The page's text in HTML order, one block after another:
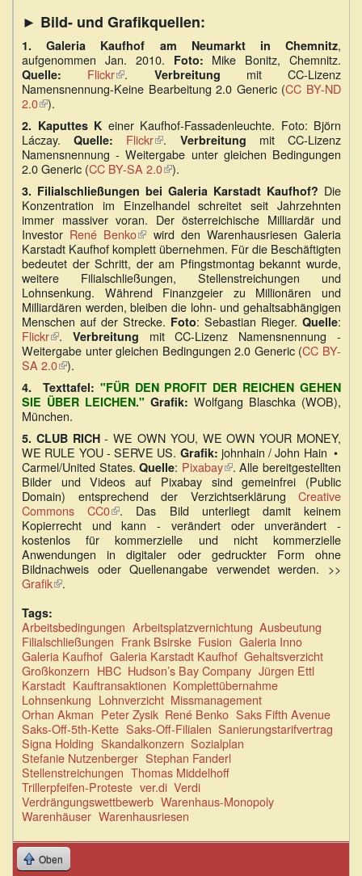
► Bild- und Grafikquellen:
1. Galeria Kaufhof am Neumarkt in Chemnitz,
aufgenommen Jan. 2010. Foto: Mike Bonitz, Chemnitz.
Quelle: Flickr(Link
ist
. Verbreitung mit CC-Lizenz
Namensnennung-Keine Bearbeitung 2.0 Generic (CC BY-ND
2.0(Link
ist
extern)
).
2. Kaputtes K einer Kaufhof-Fassadenleuchte. Foto: Björn
Láczay.Quelle: Flickr(Link
ist
extern)
. Verbreitung mit CC-Lizenz
Namensnennung - Weitergabe unter gleichen Bedingungen
2.0 Generic (CC BY-SA 2.0(Link
ist
extern)
).
3. Filialschließungen bei Galeria Karstadt Kaufhof? Die
Konzentration im Einzelhandel schreitet seit Jahrzehnten
immer massiver voran. Der österreichische Milliardär und
Investor René Benko(Link
ist
extern)
wird den Warenhausriesen Galeria
Karstadt Kaufhof komplett übernehmen. Für die Beschäftigten
bedeutet der Schritt, der am Pfingstmontag bekannt wurde,
weitere Filialschließungen, Stellenstreichungen und
Lohnsenkung. Während Finanzgeier zu Millionären und
Milliardären werden, bleiben die lohn- und gehaltsabhängigen
Menschen auf der Strecke. Foto: Sebastian Rieger. Quelle:
Flickr(Link
ist
extern)
. Verbreitung mit CC-Lizenz Namensnennung -
Weitergabe unter gleichen Bedingungen 2.0 Generic (CC BY-
SA 2.0(Link
ist
extern)
).
4. Texttafel: "FÜR DEN PROFIT DER REICHEN GEHEN
SIE ÜBER LEICHEN." Grafik: Wolfgang Blaschka (WOB),
München.
5. CLUB RICH- WE OWN YOU, WE OWN YOUR MONEY,
WE RULE YOU - SERVE US. Grafik: johnhain / John Hain •
Carmel/United States.Quelle: Pixabay(Link
ist
extern)
. Alle bereitgestellten
Bilder und Videos auf Pixabay sind gemeinfrei (Public
Domain) entsprechend der Verzichtserklärung Creative
Commons CC0(Link
ist
extern)
. Das Bild unterliegt damit keinem
Kopierrecht und kann - verändert oder unverändert -
kostenlos für kommerzielle und nicht kommerzielle
Anwendungen in digitaler oder gedruckter Form ohne
Bildnachweis oder Quellenangabe verwendet werden. >>
Grafik(Link
.
Tags:
Arbeitsbedingungen Arbeitsplatzvernichtung Ausbeutung
Filialschließungen Frank Bsirske Fusion Galeria Inno
Galeria Kaufhof Galeria Karstadt Kaufhof Gehaltsverzicht
Großkonzern HBC Hudson’s Bay Company Jürgen Ettl
Karstadt Kauftransaktionen Komplettübernahme
Lohnsenkung Lohnverzicht Missmanagement
Orhan Akman Peter Zysik René Benko Saks Fifth Avenue
Saks-Off-5th-Kette Saks-Off-Filialen Sanierungstarifvertrag
Signa Holding Skandalkonzern Sozialplan
Stefanie Nutzenberger Stephan Fanderl
Stellenstreichungen Thomas Middelhoff
Trillerpfeifen-Proteste ver.di Verdi
Verdrängungswettbewerb Warenhaus-Monopoly
Warenhäuser Warenhausriesen
Oben